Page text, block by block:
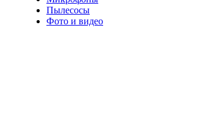
Пылесосы
Фото и видео